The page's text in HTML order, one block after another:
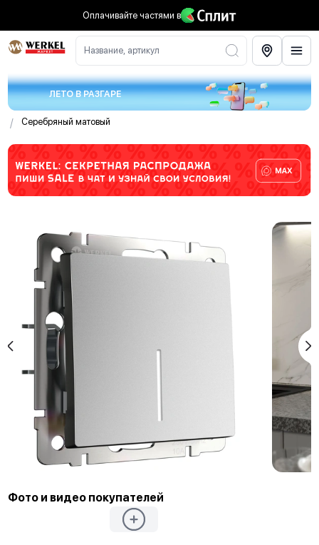
Оплачивайте частями в
Название, артикул
ЛЕТО В РАЗГАРЕ
/ Серебряный матовый
Фото и видео покупателей